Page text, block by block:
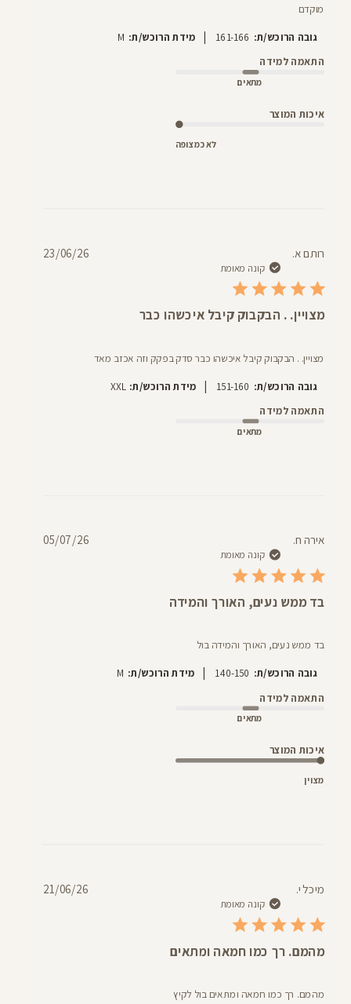
מוקדם
גובה הרוכש/ת: 161-166
| מידת הרוכש/ת: M
התאמה למידה
מתאים
איכות המוצר
לא כמצופה
רותם א.
קונה מאומת
מצויין. . הבקבוק קיבל איכשהו כבר
מצויין. . הבקבוק קיבל איכשהו כבר סדק בפקק וזה אכזב מאד
גובה הרוכש/ת: 151-160
| מידת הרוכש/ת: XXL
התאמה למידה
מתאים
23/06/26
אירה ח.
קונה מאומת
בד ממש נעים, האורך והמידה
בד ממש נעים, האורך והמידה בול
גובה הרוכש/ת: 140-150
| מידת הרוכש/ת: M
התאמה למידה
מתאים
איכות המוצר
מצוין
תאריך05/07/26
מיכל י.
קונה מאומת
מהמם. רך כמו חמאה ומתאים
מהמם. רך כמו חמאה ומתאים בול לקיץ
21/06/26